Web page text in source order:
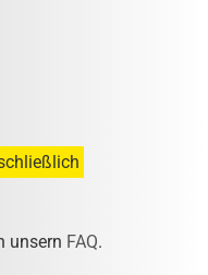
unsern FAQ.